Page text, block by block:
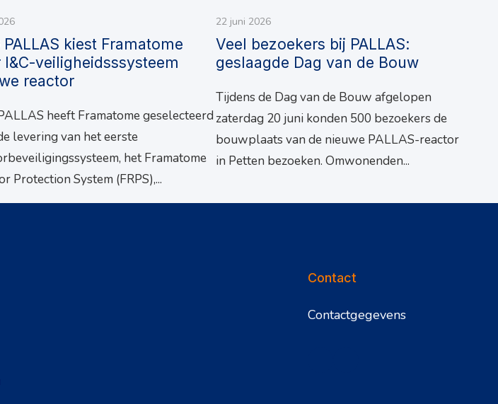
PALLAS kiest Framatome
veiligheidsssysteem
reactor
heeft Framatome geselecteerd
levering van het eerste
het Framatome
Protection System (FRPS),...
Veel bezoekers bij PALLAS:
geslaagde Dag van de Bouw
22 juni 2026
Tijdens de Dag van de Bouw afgelopen
zaterdag 20 juni konden 500 bezoekers de
bouwplaats van de nieuwe PALLAS-reactor
in Petten bezoeken. Omwonenden...
Contact
Contactgegevens